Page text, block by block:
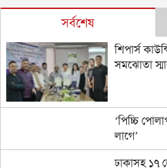
সর্বশেষ
শিপার্স
সমঝোতা
‘পিচ্চি
লাগে’
ঢাকাসহ ১৭